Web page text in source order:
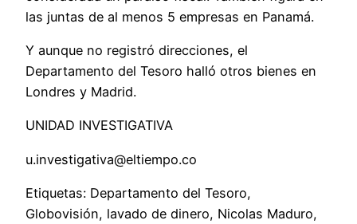
las juntas de al menos 5 empresas en Panamá.
Y aunque no registró direcciones, el
Departamento del Tesoro halló otros bienes en
Londres y Madrid.
UNIDAD INVESTIGATIVA
u.investigativa@eltiempo.co
Etiquetas: Departamento del Tesoro,
Globovisión, lavado de dinero, Nicolas Maduro,